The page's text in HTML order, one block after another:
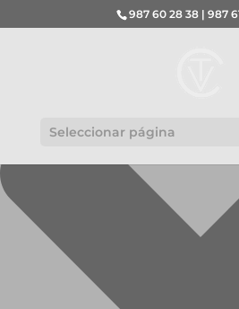
Gestionar el consentimiento de las
987 60 28 38 | 987
Seleccionar página